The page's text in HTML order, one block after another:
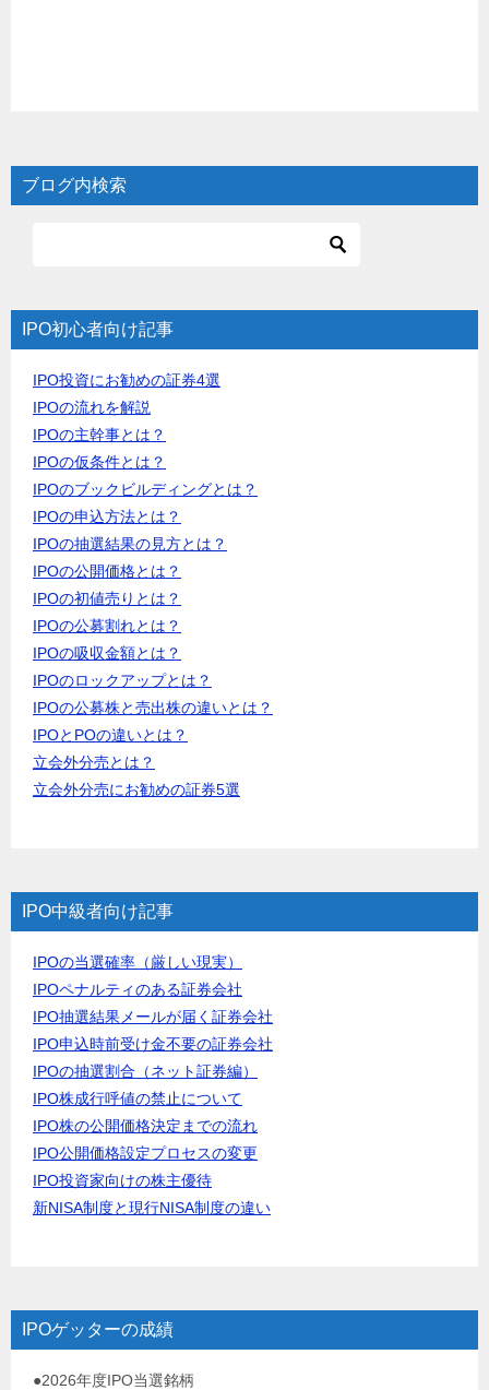
ブログ内検索
IPO初心者向け記事
IPO投資にお勧めの証券4選
IPOの流れを解説
IPOの主幹事とは？
IPOの仮条件とは？
IPOのブックビルディングとは？
IPOの申込方法とは？
IPOの抽選結果の見方とは？
IPOの公開価格とは？
IPOの初値売りとは？
IPOの公募割れとは？
IPOの吸収金額とは？
IPOのロックアップとは？
IPOの公募株と売出株の違いとは？
IPOとPOの違いとは？
立会外分売とは？
立会外分売にお勧めの証券5選
IPO中級者向け記事
IPOの当選確率（厳しい現実）
IPOペナルティのある証券会社
IPO抽選結果メールが届く証券会社
IPO申込時前受け金不要の証券会社
IPOの抽選割合（ネット証券編）
IPO株成行呼値の禁止について
IPO株の公開価格決定までの流れ
IPO公開価格設定プロセスの変更
IPO投資家向けの株主優待
新NISA制度と現行NISA制度の違い
IPOゲッターの成績
●2026年度IPO当選銘柄